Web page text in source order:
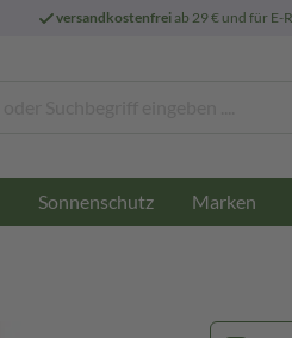
versandkostenfreiab 29 € und für E-
Sonnenschutz Marken